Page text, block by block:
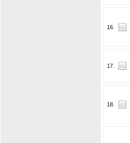
16.
17.
18.